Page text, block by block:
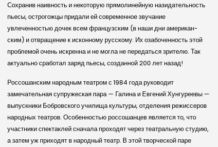
Сохранив наив­ность и некоторую прямолинейную назидательность
пьесы, острогожцы придали ей современное звучание
увлеченностью дочек всем француз­ским (в наши дни американ­
ским) и отвращение к исконному рус­скому. Их озабоченность этой
проблемой очень искренна и не могла не передаться зрителю. Так
актуально сработал заряд пьесы, созданной 200 лет назад!
Россошан­ским народным театром с 1984 года руководит
замечательная супруже­ская пара — Галина и Евгений Хунгуреевы —
выпускники Бобров­ского училища культуры, отделения режиссеров
народных театров. Особенностью россошанцев является то, что
участники спектаклей сначала проходят через театральную студию,
а затем уж приходят в народный театр. В этой творче­ской паре